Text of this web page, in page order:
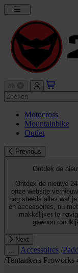
Motocross
Mountainbike
Outlet
Previous
Ontdek de
Ontdek de nieuwe
onze website
nog steeds alles wat
en accessoires, nu
makkelijker te
gewoon
Next
Accessoires /
/Tentankers Proworks